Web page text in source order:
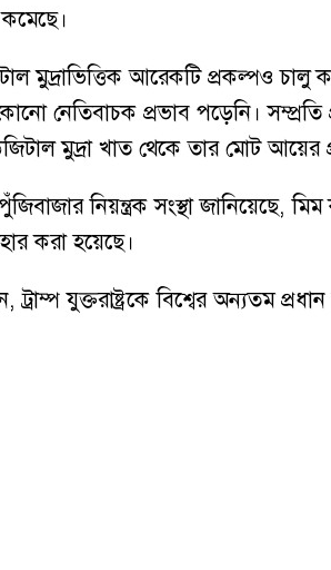
মুদ্রাভিত্তিক আরেকটি প্রকল্পও
নেতিবাচক প্রভাব পড়েনি।
মুদ্রা খাত থেকে তার মোট আয়ের
নিয়ন্ত্রক সংস্থা
করা হয়েছে।
যুক্তরাষ্ট্রকে বিশ্বের অন্যতম